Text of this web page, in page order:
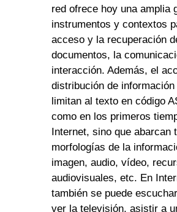
red ofrece hoy una amplia
instrumentos y contextos
acceso y la recuperación
documentos, la
interacción. Además, el
distribución de
limitan al texto en código
como en los primeros
Internet, sino que abarcan
morfologías de la
imagen, audio, vídeo,
audiovisuales, etc. En
también se puede
ver la televisión, asistir a